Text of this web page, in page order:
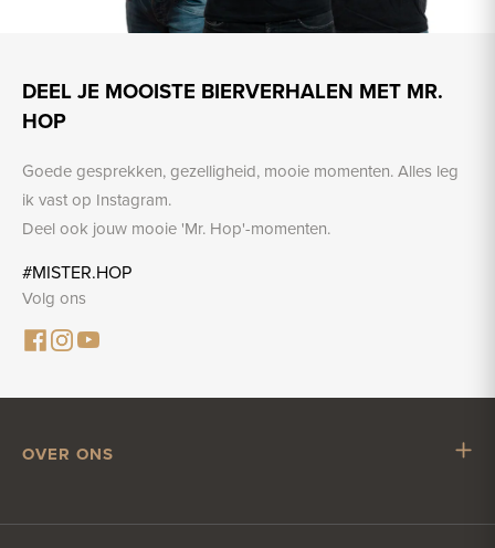
DEEL JE MOOISTE BIERVERHALEN MET MR.
HOP
Goede gesprekken, gezelligheid, mooie momenten. Alles leg
ik vast op Instagram.
Deel ook jouw mooie 'Mr. Hop'-momenten.
#MISTER.HOP
Volg ons
OVER ONS